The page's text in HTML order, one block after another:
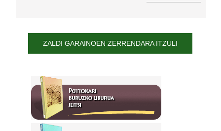
ZALDI GARAINOEN ZERRENDARA ITZULI